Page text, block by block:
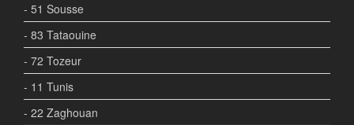
- 51 Sousse
- 83 Tataouine
- 72 Tozeur
- 11 Tunis
- 22 Zaghouan